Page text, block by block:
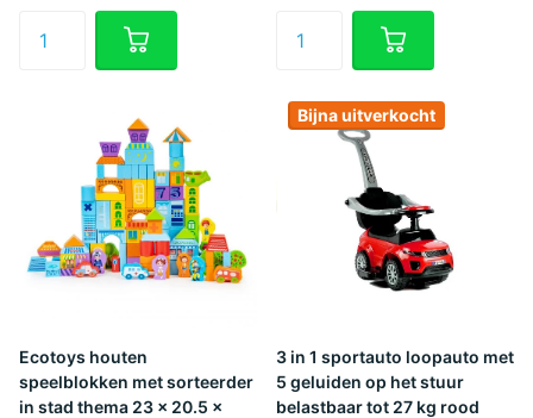
Ecotoys houten
speelblokken met sorteerder
in stad thema 23 x 20.5 x
Bijna uitverkocht
3 in 1 sportauto loopauto met
5 geluiden op het stuur
belastbaar tot 27 kg rood